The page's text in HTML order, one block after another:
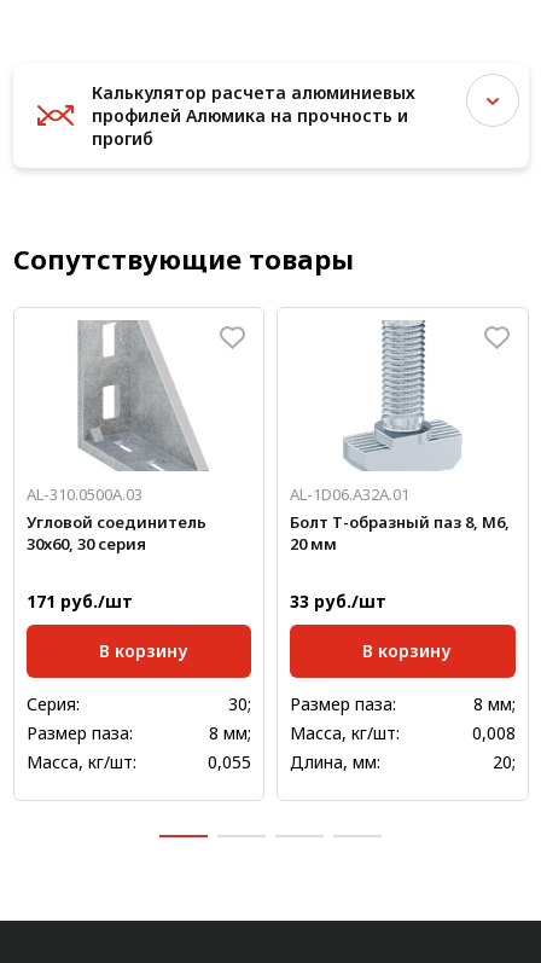
Калькулятор расчета алюминиевых
профилей Алюмика на прочность и
прогиб
Сопутствующие товары
AL-310.0500A.03
Угловой соединитель
30x60, 30 серия
171 руб./шт
В корзину
Серия:
30;
Размер паза:
8 мм;
Масса, кг/шт:
0,055
AL-1D06.A32A.01
Болт Т-образный паз 8, М6,
20 мм
33 руб./шт
В корзину
Размер паза:
8 мм;
Масса, кг/шт:
0,008
Длина, мм:
20;